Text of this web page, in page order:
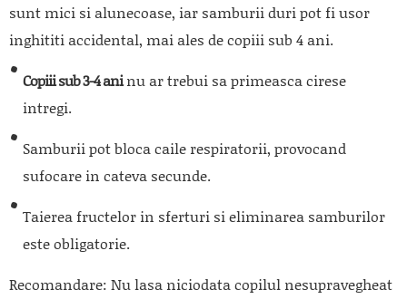
sunt mici si alunecoase, iar samburii duri pot fi usor
inghititi accidental, mai ales de copiii sub 4 ani.
Copiii sub 3-4 aninu ar trebui sa primeasca cirese
intregi.
Samburii pot bloca caile respiratorii, provocand
sufocare in cateva secunde.
Taierea fructelor in sferturi si eliminarea samburilor
este obligatorie.
Recomandare: Nu lasa niciodata copilul nesupravegheat